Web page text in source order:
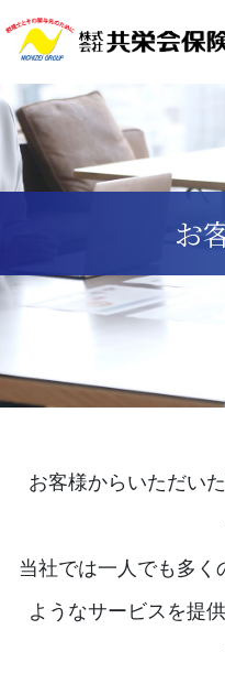
お
お客様からいただい
当社では一人でも多く
ようなサービスを提